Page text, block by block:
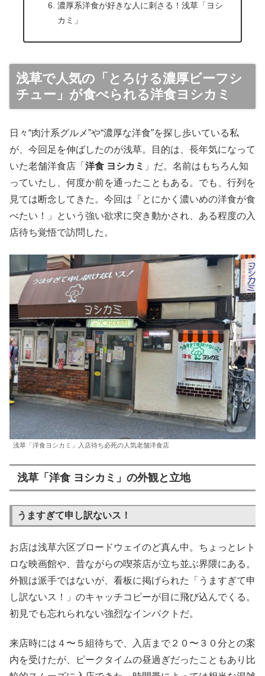
濃厚系洋食が好きな人に刺さる！浅草「ヨシ
カミ」
浅草で人気の「とろける濃厚ビーフシ
チュー」が食べられる洋食ヨシカミ
日々“肉汁系グルメ”や“濃厚な洋食”を探し歩いている私
が、今回足を伸ばしたのが浅草。目的は、長年気になって
いた老舗洋食店「 洋食 ヨシカミ 」だ。名前はもちろん知
っていたし、何度か前を通ったこともある。でも、行列を
見ては断念してきた。今回は「とにかく濃いめの洋食が食
べたい！」という強い欲求に突き動かされ、ある程度の入
店待ち覚悟で訪問した。
浅草「洋食ヨシカミ」入店待ち必死の人気老舗洋食店
浅草「洋食 ヨシカミ」の外観と立地
うますぎて申し訳ないス！
お店は浅草六区ブロードウェイのど真ん中。ちょっとレト
ロな映画館や、昔ながらの喫茶店が立ち並ぶ界隈にある。
外観は派手ではないが、看板に掲げられた「うますぎて申
し訳ないス！」のキャッチコピーが目に飛び込んでくる。
初見でも忘れられない強烈なインパクトだ。
来店時には４〜５組待ちで、入店まで２０〜３０分との案
内を受けたが、ピークタイムの昼過ぎだったこともあり比